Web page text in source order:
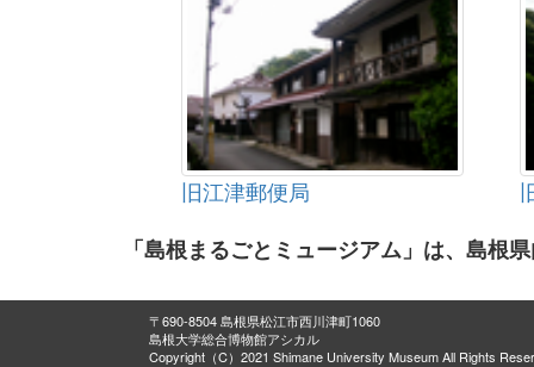
旧江津郵便局
「島根まるごとミュージアム」は、島根
〒690-8504 島根県松江市西川津町1060
島根大学総合博物館アシカル
Copyright（C）2021 Shimane University Museum All Rights